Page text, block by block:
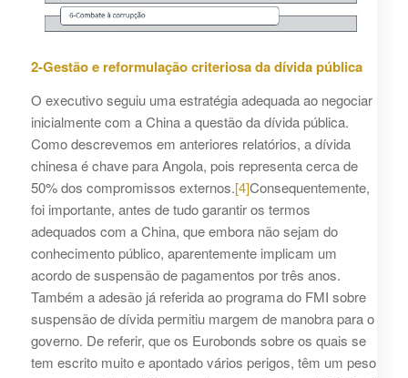
2-Gestão e reformulação criteriosa da dívida pública
O executivo seguiu uma estratégia adequada ao negociar
inicialmente com a China a questão da dívida pública.
Como descrevemos em anteriores relatórios, a dívida
chinesa é chave para Angola, pois representa cerca de
50% dos compromissos externos.[4]Consequentemente,
foi importante, antes de tudo garantir os termos
adequados com a China, que embora não sejam do
conhecimento público, aparentemente implicam um
acordo de suspensão de pagamentos por três anos.
Também a adesão já referida ao programa do FMI sobre
suspensão de dívida permitiu margem de manobra para o
governo. De referir, que os Eurobonds sobre os quais se
tem escrito muito e apontado vários perigos, têm um peso